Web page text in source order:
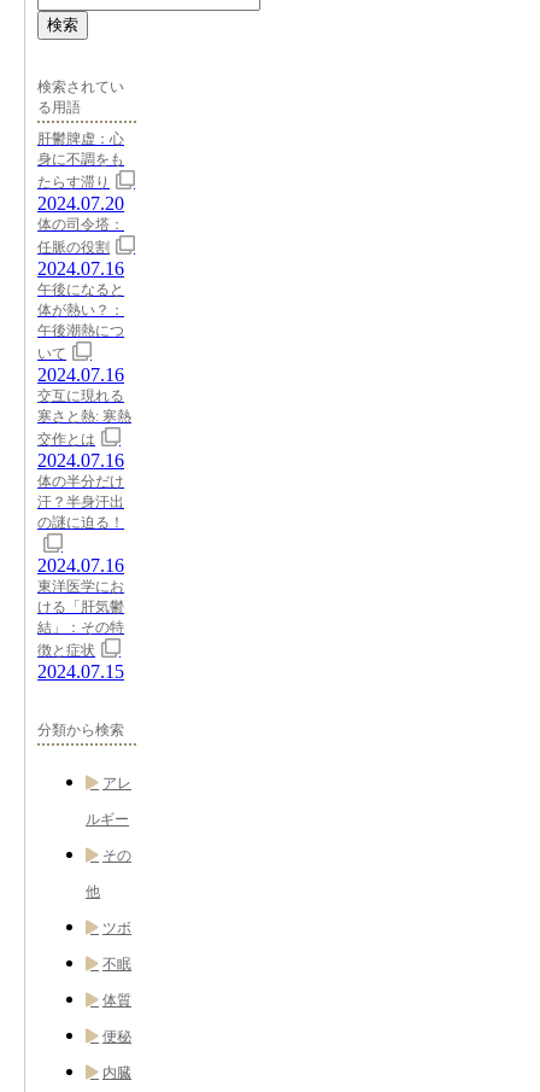
検索
検索されてい
る用語
肝鬱脾虚：心
身に不調をも
たらす滞り
2024.07.20
体の司令塔：
任脈の役割
2024.07.16
午後になると
体が熱い？：
午後潮熱につ
いて
2024.07.16
交互に現れる
寒さと熱: 寒熱
交作とは
2024.07.16
体の半分だけ
汗？半身汗出
の謎に迫る！
2024.07.16
東洋医学にお
ける「肝気鬱
結」：その特
徴と症状
2024.07.15
分類から検索
アレ
ルギー
その
他
ツボ
不眠
体質
便秘
内臓